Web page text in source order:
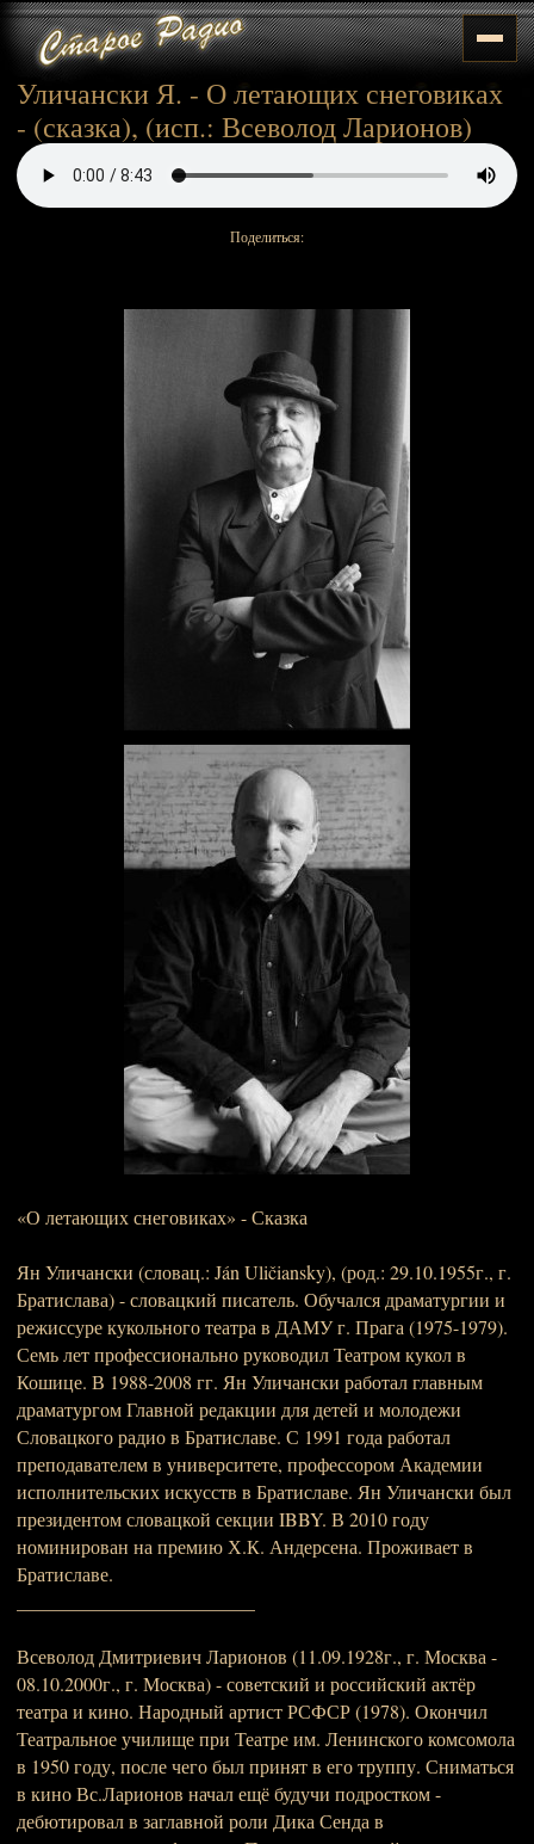
Уличански Я. - О летающих снеговиках
- (сказка), (исп.: Всеволод Ларионов)
Поделиться:
«О летающих снеговиках» - Сказка
Ян Уличански (словац.: Ján Uličiansky), (род.: 29.10.1955г., г.
Братислава) - словацкий писатель. Обучался драматургии и
режиссуре кукольного театра в ДАМУ г. Прага (1975-1979).
Семь лет профессионально руководил Театром кукол в
Кошице. В 1988-2008 гг. Ян Уличански работал главным
драматургом Главной редакции для детей и молодежи
Словацкого радио в Братиславе. С 1991 года работал
преподавателем в университете, профессором Академии
исполнительских искусств в Братиславе. Ян Уличански был
президентом словацкой секции IBBY. В 2010 году
номинирован на премию Х.К. Андерсена. Проживает в
Братиславе.
Всеволод Дмитриевич Ларионов (11.09.1928г., г. Москва -
08.10.2000г., г. Москва) - советский и российский актёр
театра и кино. Народный артист РСФСР (1978). Окончил
Театральное училище при Театре им. Ленинского комсомола
в 1950 году, после чего был принят в его труппу. Сниматься
в кино Вс.Ларионов начал ещё будучи подростком -
дебютировал в заглавной роли Дика Сенда в